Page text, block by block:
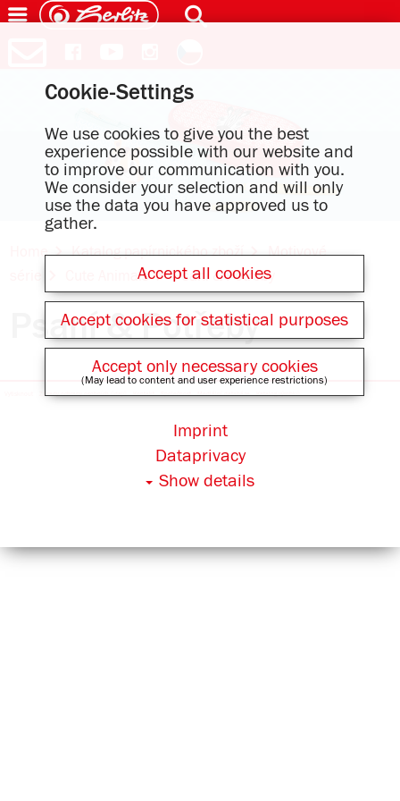
Home Katalog papírnického zboží
Motivové
Cute Animals Psaní & Potřeby
Psaní & Potřeby
Zásady ochrany osobních údajů Kontakt Společnost Mediální databáze Katalog výrobků
Cookie-Settings
We use cookies to give you the best
experience possible with our website and
to improve our communication with you.
We consider your selection and will only
use the data you have approved us to
gather.
Accept all cookies
Accept cookies for statistical purposes
Accept only necessary cookies
(May lead to content and user experience restrictions)
Show details
Dataprivacy
Imprint